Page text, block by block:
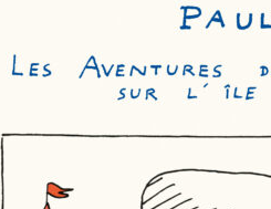
l’île de Rastepappe :
de Koalaville
le fameux
sur l’affaire ! Ce